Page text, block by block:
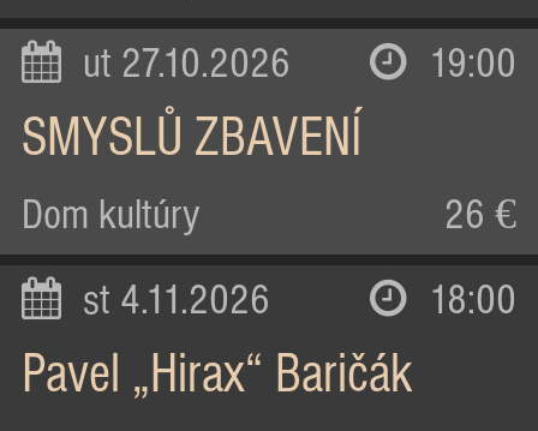
ut 27.10.2026 19:00
SMYSLŮ ZBAVENÍ
Dom kultúry 26 €
st 4.11.2026 18:00
Pavel „Hirax“ Baričák